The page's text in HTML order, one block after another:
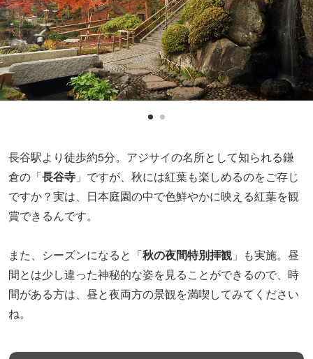
長谷駅より徒歩約5分。アジサイの名所として知られる鎌
倉の「長谷寺 」ですが、秋には紅葉も楽しめるのをご存じ
ですか？実は、日本庭園の中で色鮮やかに映える紅葉を観
賞できるんです。
また、シーズンになると「秋の夜間特別拝観」も実施。昼
間とは少し違った神秘的な姿を見ることができるので、時
間がある方は、昼と夜両方の景観を満喫してみてください
ね。